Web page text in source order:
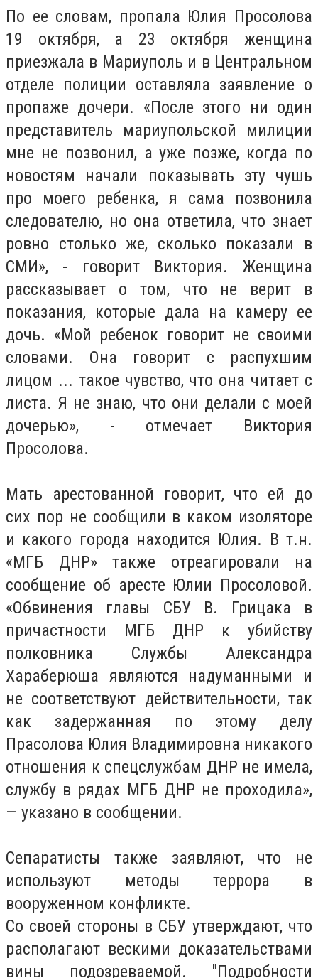
По ее словам, пропала Юлия Просолова
19 октября, а 23 октября женщина
приезжала в Мариуполь и в Центральном
отделе полиции оставляла заявление о
пропаже дочери. «После этого ни один
представитель мариупольской милиции
мне не позвонил, а уже позже, когда по
новостям начали показывать эту чушь
про моего ребенка, я сама позвонила
следователю, но она ответила, что знает
ровно столько же, сколько показали в
СМИ», - говорит Виктория. Женщина
рассказывает о том, что не верит в
показания, которые дала на камеру ее
дочь. «Мой ребенок говорит не своими
словами. Она говорит с распухшим
лицом ... такое чувство, что она читает с
листа. Я не знаю, что они делали с моей
дочерью», - отмечает Виктория
Просолова.
Мать арестованной говорит, что ей до
сих пор не сообщили в каком изоляторе
и какого города находится Юлия. В т.н.
«МГБ ДНР» также отреагировали на
сообщение об аресте Юлии Просоловой.
«Обвинения главы СБУ В. Грицака в
причастности МГБ ДНР к убийству
полковника Службы Александра
Хараберюша являются надуманными и
не соответствуют действительности, так
как задержанная по этому делу
Прасолова Юлия Владимировна никакого
отношения к спецслужбам ДНР не имела,
службу в рядах МГБ ДНР не проходила»,
— указано в сообщении.
Сепаратисты также заявляют, что не
используют методы террора в
вооруженном конфликте.
Со своей стороны в СБУ утверждают, что
располагают вескими доказательствами
вины подозреваемой. "Подробности